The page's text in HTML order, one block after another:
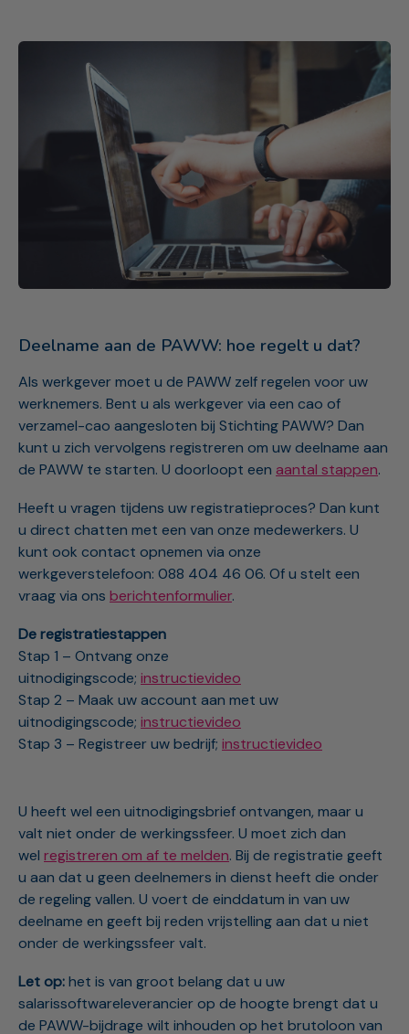
Deelname aan de PAWW: hoe regelt u dat?
Als werkgever moet u de PAWW zelf regelen voor uw
werknemers. Bent u als werkgever via een cao of
verzamel-cao aangesloten bij Stichting PAWW? Dan
kunt u zich vervolgens registreren om uw deelname aan
de PAWW te starten. U doorloopt een aantal stappen.
Heeft u vragen tijdens uw registratieproces? Dan kunt
u direct chatten met een van onze medewerkers. U
kunt ook contact opnemen via onze
werkgeverstelefoon: 088 404 46 06. Of u stelt een
vraag via ons berichtenformulier.
De registratiestappen
Stap 1 – Ontvang onze
uitnodigingscode; instructievideo
Stap 2 – Maak uw account aan met uw
uitnodigingscode; instructievideo
Stap 3 – Registreer uw bedrijf; instructievideo
U heeft wel een uitnodigingsbrief ontvangen, maar u
valt niet onder de werkingssfeer. U moet zich dan
wel registreren om af te melden. Bij de registratie geeft
u aan dat u geen deelnemers in dienst heeft die onder
de regeling vallen. U voert de einddatum in van uw
deelname en geeft bij reden vrijstelling aan dat u niet
onder de werkingssfeer valt.
Let op:het is van groot belang dat u uw
salarissoftwareleverancier op de hoogte brengt dat u
de PAWW-bijdrage wilt inhouden op het brutoloon van